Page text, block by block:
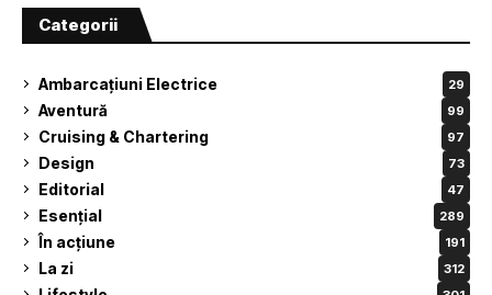
Categorii
Ambarcațiuni Electrice 29
Aventură 99
Cruising & Chartering 97
Design 73
Editorial 47
Esențial 289
În acțiune 191
La zi 312